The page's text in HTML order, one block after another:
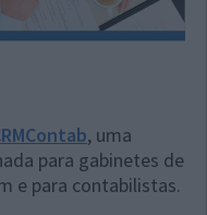
, uma
para gabinetes de
e para contabilistas.